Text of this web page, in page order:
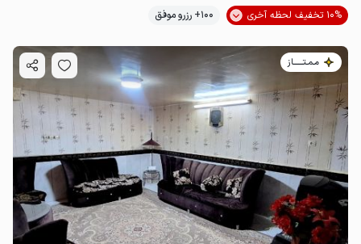
10% تخفیف لحظه آخری
100+ رزرو موفق
مـمـتــــــاز